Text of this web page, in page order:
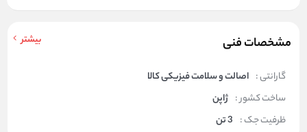
مشخصات فنی بیشتر
گارانتی : اصالت و سلامت فیزیکی کالا
ساخت کشور : ژاپن
ظرفیت جک : 3 تن